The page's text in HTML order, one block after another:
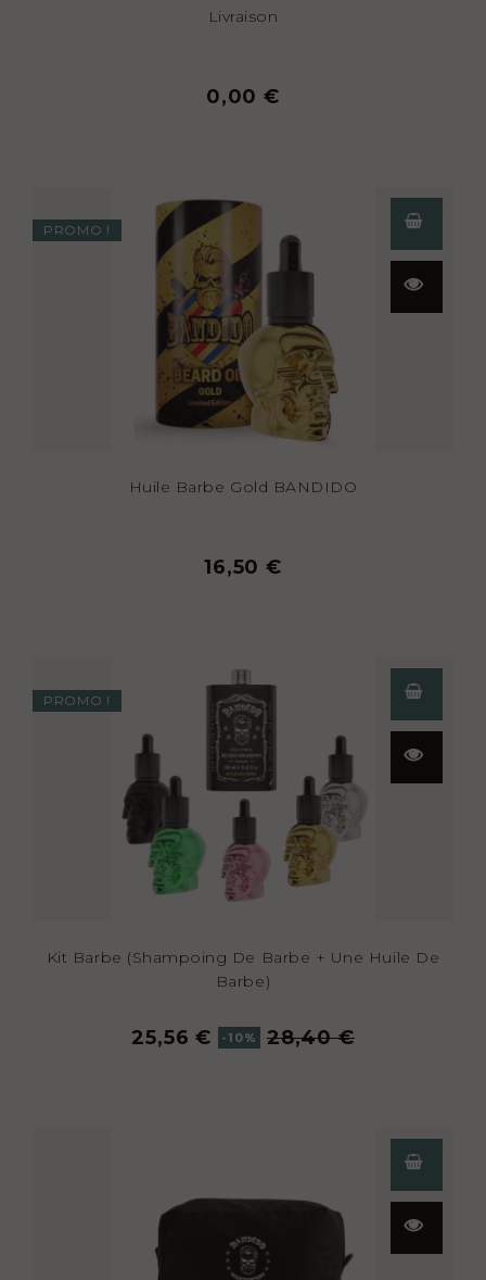
Livraison
0,00 €
PROMO !
Huile Barbe Gold BANDIDO
16,50 €
PROMO !
Kit Barbe (shampoing De Barbe + Une Huile De
Barbe)
25,56 € -10% 28,40 €